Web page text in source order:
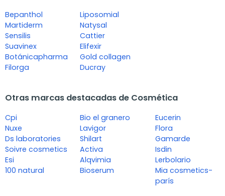
Bepanthol
Martiderm
Sensilis
Suavinex
Botánicapharma
Filorga
Liposomial
Natysal
Cattier
Elifexir
Gold collagen
Ducray
Otras marcas destacadas de Cosmética
Cpi
Nuxe
Ds laboratories
Soivre cosmetics
Esi
100 natural
Bio el granero
Lavigor
Shilart
Activa
Alqvimia
Bioserum
Eucerin
Flora
Gamarde
Isdin
Lerbolario
Mia cosmetics-
parís